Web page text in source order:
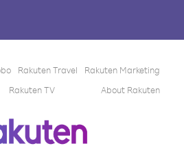
Rakuten Travel
Rakuten Marketing
Rakuten TV About Rakuten